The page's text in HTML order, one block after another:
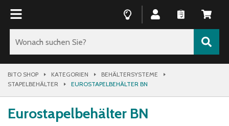
BITO SHOP KATEGORIEN
BEHÄLTERSYSTEME
STAPELBEHÄLTER
EUROSTAPELBEHÄLTER BN
Eurostapelbehälter BN